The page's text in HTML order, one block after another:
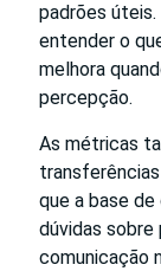
padrões úteis.
entender o
melhora
percepção.
As métricas
que a base
dúvidas
comunicação